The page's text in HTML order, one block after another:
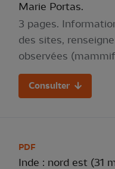
Marie Portas.
3 pages.
des sites,
observées
Consulter
PDF
Inde : nord est (31